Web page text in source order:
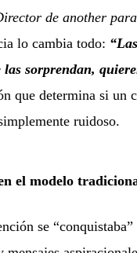
de another
lo cambia todo:
las sorprendan,
que determina si un
ruidoso.
el modelo
se